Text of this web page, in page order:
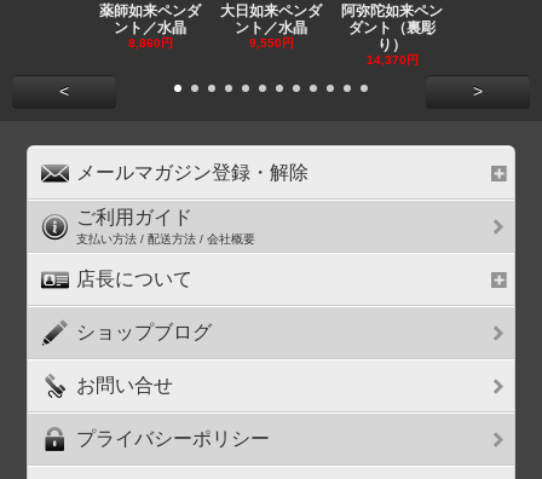
薬師如来ペンダ
ント／水晶
8,860円
大日如来ペンダ
ント／水晶
9,550円
阿弥陀如来ペン
ダント（裏彫
り）
14,370円
< >
メールマガジン登録・解除
ご利用ガイド
支払い方法 / 配送方法 / 会社概要
店長について
ショップブログ
お問い合せ
プライバシーポリシー